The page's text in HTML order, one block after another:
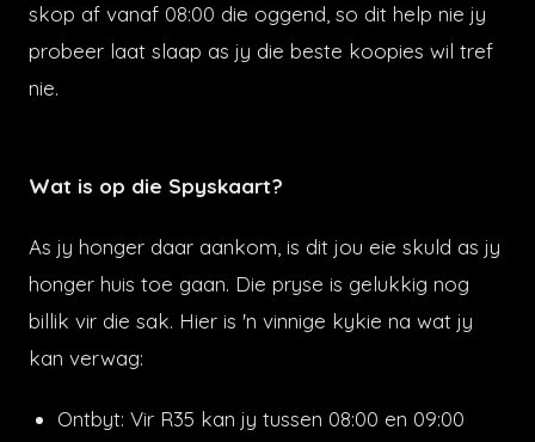
skop af vanaf 08:00 die oggend, so dit help nie jy
probeer laat slaap as jy die beste koopies wil tref
nie.
Wat is op die Spyskaart?
As jy honger daar aankom, is dit jou eie skuld as jy
honger huis toe gaan. Die pryse is gelukkig nog
billik vir die sak. Hier is 'n vinnige kykie na wat jy
kan verwag:
Ontbyt: Vir R35 kan jy tussen 08:00 en 09:00